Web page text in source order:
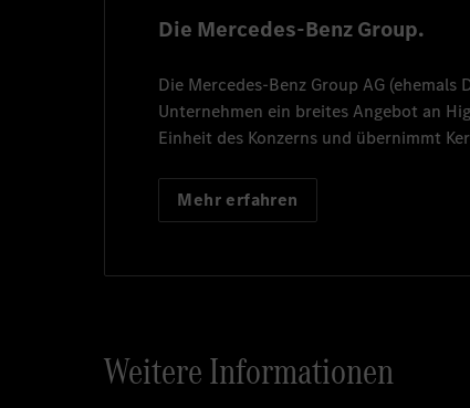
Die Mercedes-Benz Group.
Die Mercedes-Benz Group AG (ehemals
Unternehmen ein breites Angebot an
Einheit des Konzerns und übernimmt
Mehr erfahren
Weitere Informationen